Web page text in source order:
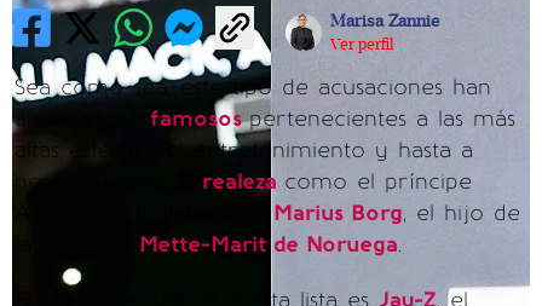
Marisa Zannie
Ver perfil
Sea como sea, este tipo de acusaciones han
alcanzado a famosospertenecientes a las más
altas esferas del entretenimiento y hasta a
personajes de la realeza como el príncipe
Marius Borg, el hijo de
Mette-Marit de Noruega.
El último en unirse a esta lista es Jay-Z, el